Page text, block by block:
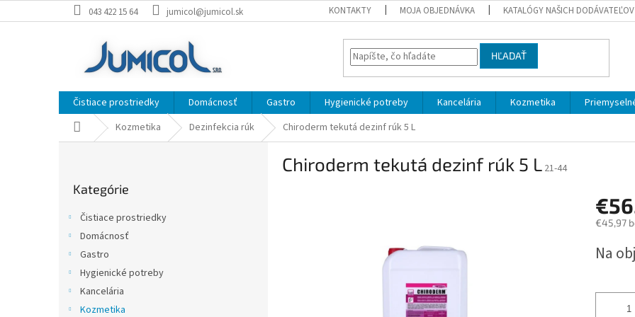
na
043 422 15 64 jumicol@jumicol.sk KONTAKTY MOJA OBJEDNÁVKA KATALÓGY NAŠICH DODÁVATEĽOV
HĽADAŤ
Čistiace prostriedky Domácnosť Gastro Hygienické potreby Kancelária Kozmetika
DomovKozmetika Dezinfekcia rúk Chiroderm tekutá dezinf rúk 5 L
kategórie
Kategórie
Čistiace prostriedky
Domácnosť
Gastro
Hygienické potreby
Kancelária
Kozmetika
Chiroderm tekutá dezinf rúk 5 L 21-44
€45,97
cena:
Na